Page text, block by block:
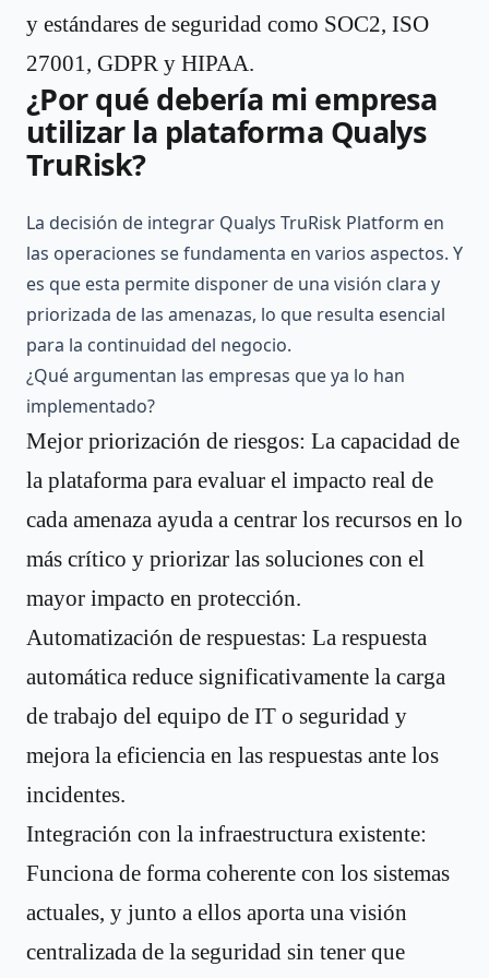
y estándares de seguridad como SOC2, ISO
27001, GDPR y HIPAA.
¿Por qué debería mi empresa
utilizar la plataforma Qualys
TruRisk?
La decisión de integrar Qualys TruRisk Platform en
las operaciones se fundamenta en varios aspectos. Y
es que esta permite disponer de una visión clara y
priorizada de las amenazas, lo que resulta esencial
para la continuidad del negocio.
¿Qué argumentan las empresas que ya lo han
implementado?
Mejor priorización de riesgos: La capacidad de
la plataforma para evaluar el impacto real de
cada amenaza ayuda a centrar los recursos en lo
más crítico y priorizar las soluciones con el
mayor impacto en protección.
Automatización de respuestas: La respuesta
automática reduce significativamente la carga
de trabajo del equipo de IT o seguridad y
mejora la eficiencia en las respuestas ante los
incidentes.
Integración con la infraestructura existente:
Funciona de forma coherente con los sistemas
actuales, y junto a ellos aporta una visión
centralizada de la seguridad sin tener que